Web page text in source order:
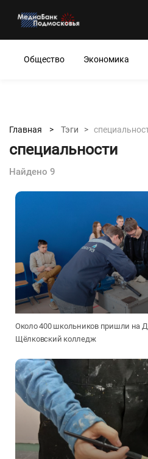
Общество Экономика
Главная > Тэги >
специальности
Найдено 9
Около 400 школьников пришли на
Щёлковский колледж